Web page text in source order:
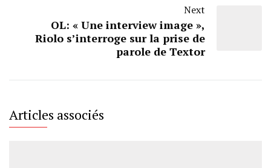
Next
OL: « Une interview image »,
Riolo s’interroge sur la prise de
parole de Textor
Articles associés